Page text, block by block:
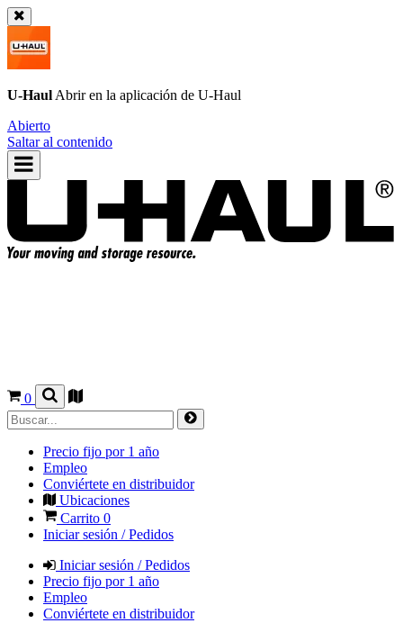
U-Haul Abrir en la aplicación de U-Haul
Abierto
Saltar al contenido
0
Precio fijo por 1 año
Empleo
Conviértete en distribuidor
Ubicaciones
Carrito 0
Iniciar sesión / Pedidos
Iniciar sesión / Pedidos
Precio fijo por 1 año
Empleo
Conviértete en distribuidor